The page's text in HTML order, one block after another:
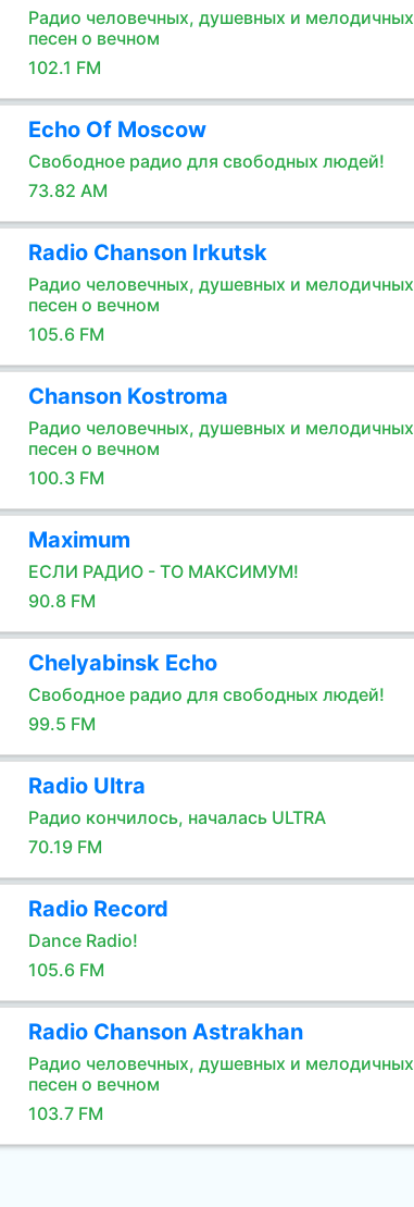
Радио человечных, душевных и мелодичных
песен о вечном
102.1 FM
Echo Of Moscow
Свободное радио для свободных людей!
73.82 AM
Radio Chanson Irkutsk
Радио человечных, душевных и мелодичных
песен о вечном
105.6 FM
Chanson Kostroma
Радио человечных, душевных и мелодичных
песен о вечном
100.3 FM
Maximum
ЕСЛИ РАДИО - ТО МАКСИМУМ!
90.8 FM
Chelyabinsk Echo
Свободное радио для свободных людей!
99.5 FM
Radio Ultra
Радио кончилось, началась ULTRA
70.19 FM
Radio Record
Dance Radio!
105.6 FM
Radio Chanson Astrakhan
Радио человечных, душевных и мелодичных
песен о вечном
103.7 FM